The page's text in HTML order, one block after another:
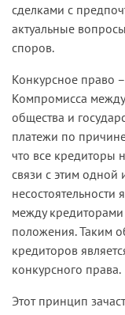
сделками с
актуальные
споров.
Конкурсное право
Компромисса
общества и
платежи по
что все кредиторы
связи с этим
несостоятельности
между
положения. Таким
кредиторов
конкурсного права.
Этот принцип